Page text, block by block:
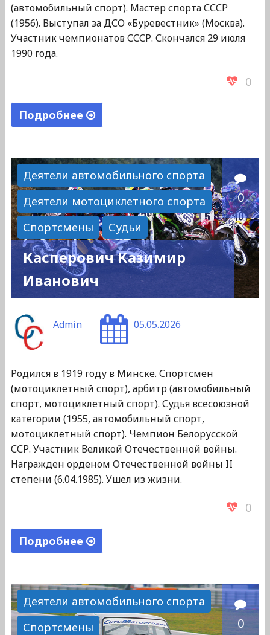
(автомобильный спорт). Мастер спорта СССР
(1956). Выступал за ДСО «Буревестник» (Москва).
Участник чемпионатов СССР. Скончался 29 июля
1990 года.
0
Подробнее
Николаевич"
Деятели автомобильного спорта
Деятели мотоциклетного спорта
Спортсмены
Судьи
0
Касперович Казимир
Иванович
Admin 05.05.2026
Родился в 1919 году в Минске. Спортсмен
(мотоциклетный спорт), арбитр (автомобильный
спорт, мотоциклетный спорт). Судья всесоюзной
категории (1955, автомобильный спорт,
мотоциклетный спорт). Чемпион Белорусской
ССР. Участник Великой Отечественной войны.
Награжден орденом Отечественной войны II
степени (6.04.1985). Ушел из жизни.
0
Подробнее
Иванович"
Деятели автомобильного спорта
Спортсмены
0